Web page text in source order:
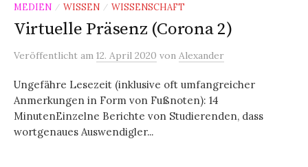
MEDIEN / WISSEN / WISSENSCHAFT
Virtuelle Präsenz (Corona 2)
Veröffentlicht am 12. April 2020 von Alexander
Ungefähre Lesezeit (inklusive oft umfangreicher
Anmerkungen in Form von Fußnoten): 14
MinutenEinzelne Berichte von Studierenden, dass
wortgenaues Auswendigler...